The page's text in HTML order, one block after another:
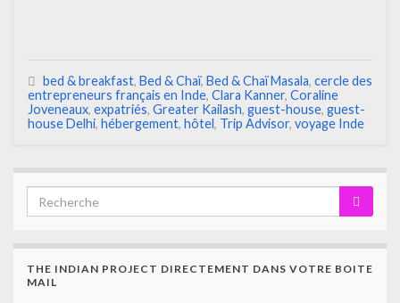
bed & breakfast, Bed & Chaï, Bed & Chaï Masala, cercle des
entrepreneurs français en Inde, Clara Kanner, Coraline
Joveneaux, expatriés, Greater Kailash, guest-house, guest-
house Delhi, hébergement, hôtel, Trip Advisor, voyage Inde
THE INDIAN PROJECT DIRECTEMENT DANS VOTRE BOITE
MAIL